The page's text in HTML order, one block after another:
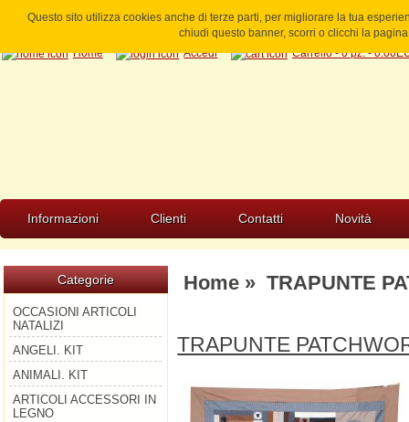
Questo sito utilizza cookies anche di terze parti, per migliorare la tua
chiudi questo banner, scorri o clicchi la
Home
Accedi Carrello - 0 pz. -
Informazioni Clienti Contatti Novità
Categorie
OCCASIONI ARTICOLI
NATALIZI
ANGELI. KIT
ANIMALI. KIT
ARTICOLI ACCESSORI IN
LEGNO
Home» TRAPUNTE
TRAPUNTE